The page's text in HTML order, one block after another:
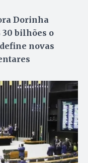
Dorinha
30 bilhões o
novas